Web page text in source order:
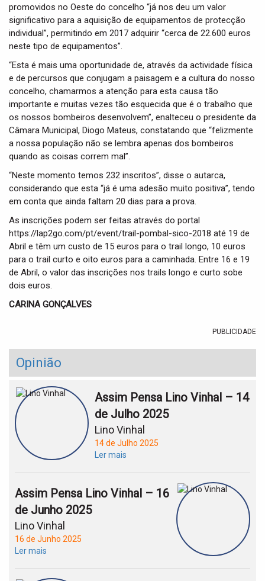
promovidos no Oeste do concelho “já nos deu um valor
significativo para a aquisição de equipamentos de protecção
individual”, permitindo em 2017 adquirir “cerca de 22.600 euros
neste tipo de equipamentos”.
“Esta é mais uma oportunidade de, através da actividade física
e de percursos que conjugam a paisagem e a cultura do nosso
concelho, chamarmos a atenção para esta causa tão
importante e muitas vezes tão esquecida que é o trabalho que
os nossos bombeiros desenvolvem”, enalteceu o presidente da
Câmara Municipal, Diogo Mateus, constatando que “felizmente
a nossa população não se lembra apenas dos bombeiros
quando as coisas correm mal”.
“Neste momento temos 232 inscritos”, disse o autarca,
considerando que esta “já é uma adesão muito positiva”, tendo
em conta que ainda faltam 20 dias para a prova.
As inscrições podem ser feitas através do portal
https://lap2go.com/pt/event/trail-pombal-sico-2018 até 19 de
Abril e têm um custo de 15 euros para o trail longo, 10 euros
para o trail curto e oito euros para a caminhada. Entre 16 e 19
de Abril, o valor das inscrições nos trails longo e curto sobe
dois euros.
CARINA GONÇALVES
PUBLICIDADE
Opinião
Assim Pensa Lino Vinhal – 14
de Julho 2025
Lino Vinhal
14 de Julho 2025
Ler mais
Assim Pensa Lino Vinhal – 16
de Junho 2025
Lino Vinhal
16 de Junho 2025
Ler mais